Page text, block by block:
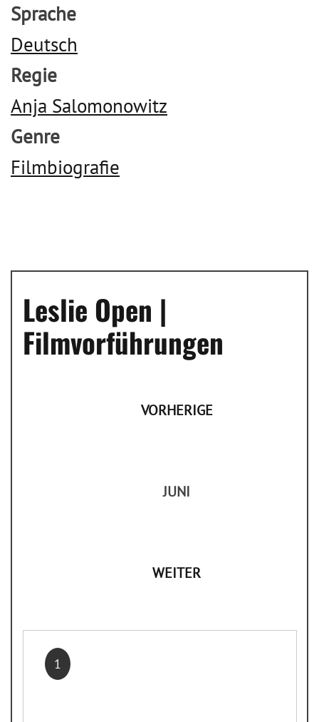
Sprache
Deutsch
Regie
Anja Salomonowitz
Genre
Filmbiografie
Leslie Open |
Filmvorführungen
VORHERIGE
JUNI
WEITER
1